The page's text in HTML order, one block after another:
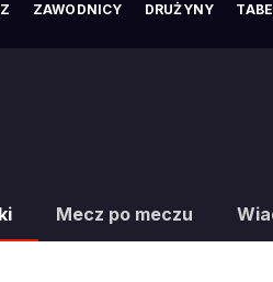
ZAWODNICY DRUŻYNY
Mecz po meczu